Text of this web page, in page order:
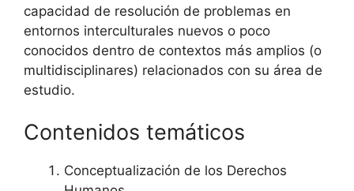
capacidad de resolución de problemas en
entornos interculturales nuevos o poco
conocidos dentro de contextos más amplios (o
multidisciplinares) relacionados con su área de
estudio.
Contenidos temáticos
Conceptualización de los Derechos